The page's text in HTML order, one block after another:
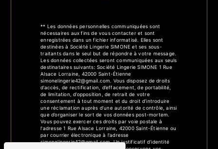
** Les données personnelles communiquées sont
nécessaires aux fins de vous contacter et sont
enregistrées dans un fichier informatisé. Elles sont
destinées à Société Lingerie SIMONE et ses sous-
traitants dans le seul but de répondre à votre message.
Les données collectées seront communiquées aux seuls
destinataires suivants: Société Lingerie SIMONE 1 Rue
Alsace Lorraine, 42000 Saint-Étienne
simonelingerie42@gmail.com. Vous disposez de droits
d’accès, de rectification, d’effacement, de portabilité,
de limitation, d’opposition, de retrait de votre
consentement à tout moment et du droit d’introduire
une réclamation auprès d’une autorité de contrôle, ainsi
que d’organiser le sort de vos données post-mortem.
Vous pouvez exercer ces droits par voie postale à
l'adresse 1 Rue Alsace Lorraine, 42000 Saint-Étienne ou
par courrier électronique à l'adresse
simonelingerie42@gmail.com. Un justificatif d'identité